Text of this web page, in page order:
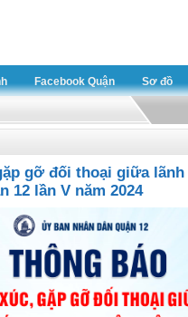
Facebook Quận Sơ đồ
gỡ đối thoại giữa lãnh
12 lần V năm 2024